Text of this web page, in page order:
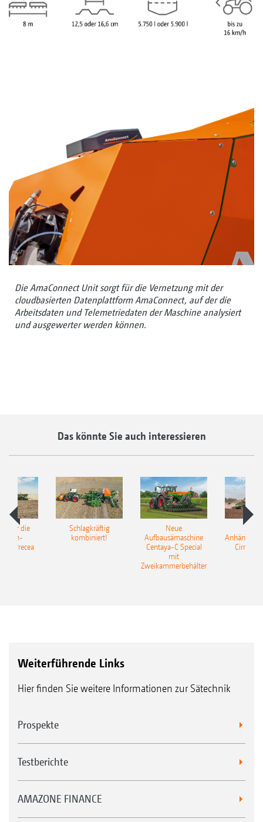
Die AmaConnect Unit sorgt für die Vernetzung mit der
cloudbasierten Datenplattform AmaConnect, auf der die
Arbeitsdaten und Telemetriedaten der Maschine analysiert
und ausgewerter werden können.
Das könnte Sie auch interessieren
für die
Precea
Schlagkräftig
kombiniert!
Neue
Aufbausämaschine
Centaya-C Special
mit
Zweikammerbehälter
Cirrus
Weiterführende Links
Hier finden Sie weitere Informationen zur Sätechnik
Prospekte
Testberichte
AMAZONE FINANCE